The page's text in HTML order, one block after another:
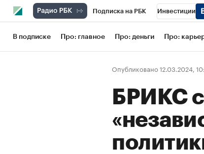
Подписка на РБК Инвестиции
Школа управления РБК РБК
Рынок наличной валюты
В подписке Про: главное Про: деньги Про:
Опубликовано 12.03.2024,
БРИКС